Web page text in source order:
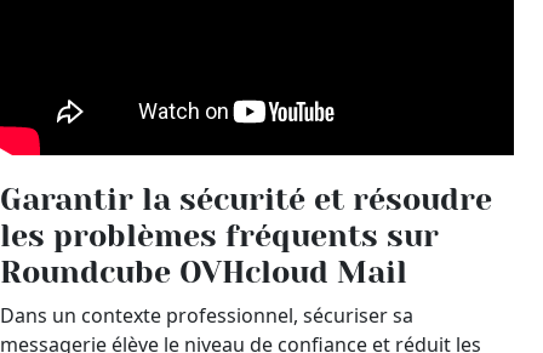
Garantir la sécurité et résoudre
les problèmes fréquents sur
Roundcube OVHcloud Mail
Dans un contexte professionnel, sécuriser sa
messagerie élève le niveau de confiance et réduit les